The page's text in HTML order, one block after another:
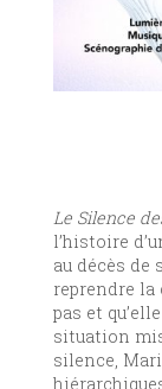
Le Silence
l’histoire
au décès de
reprendre la
pas et
situation
silence,